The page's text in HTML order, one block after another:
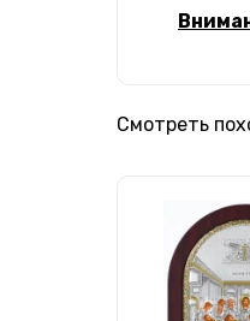
Смотреть